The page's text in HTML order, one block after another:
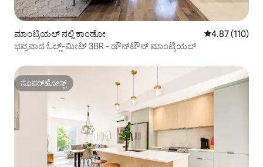
ಮಾಂಟ್ರಿಯಲ್ ನಲ್ಲಿ ಕಾಂಡೋ 5 ರಲ್ಲಿ 4.87
4.87 (110)
ಭವ್ಯವಾದ ಓಲ್ಡ್-ಮೀಟ್ 3BR - ಡೌನ್‌ಟೌನ್ ಮಾಂಟ್ರಿಯಲ್
ಸೂಪರ್‌ಹೋಸ್ಟ್
ಸೂಪರ್‌ಹೋಸ್ಟ್